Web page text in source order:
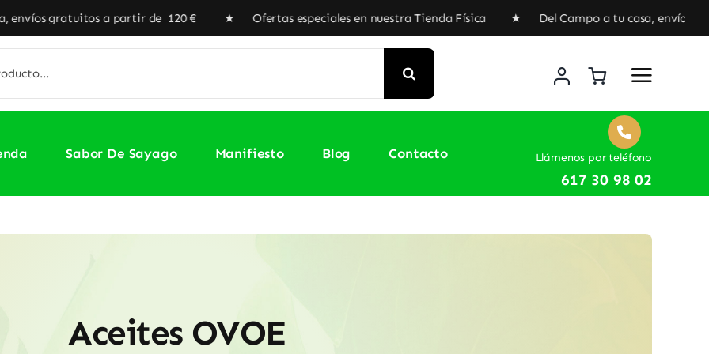
a partir de 120 € ★ Ofertas especiales en nuestra Tienda Física ★ Del Campo a tu casa, envíos gratuitos
Sabor De Sayago Manifiesto Blog Contacto Llámenos por teléfono
617 30 98 02
Aceites OVOE